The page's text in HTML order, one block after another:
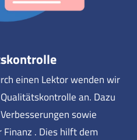
einen Lektor wenden wir
an. Dazu
sowie
Finanz . Dies hilft dem